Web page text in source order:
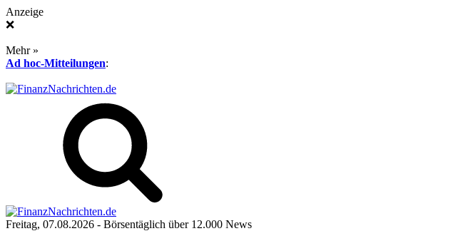
Anzeige
❌
Mehr »
Ad hoc-Mitteilungen:
Freitag, 07.08.2026 - Börsentäglich über 12.000 News